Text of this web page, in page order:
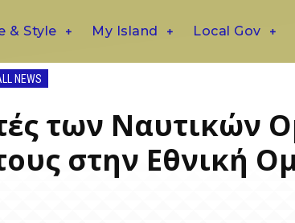
& Style My Island Local Gov
NEWS
των Ναυτικών
στην Εθνική